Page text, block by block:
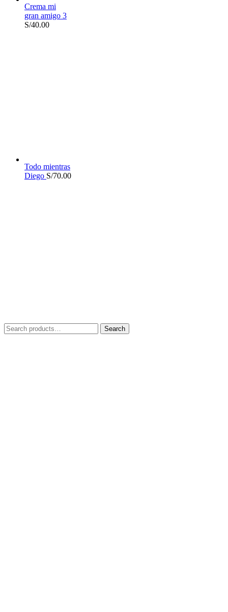
Crema mi
gran amigo 3
S/40.00
Todo mientras
Diego S/70.00
Search
for:
Search